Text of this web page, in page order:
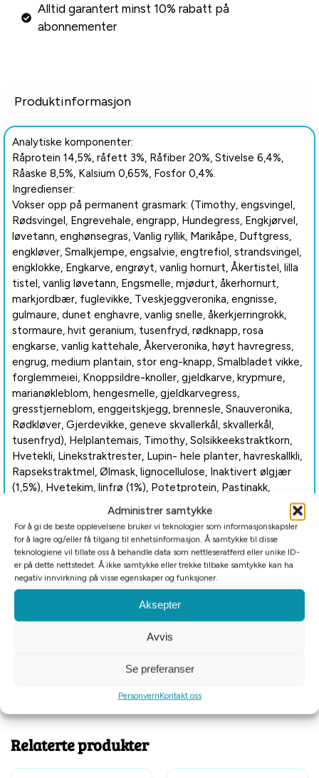
Administrer samtykke
For å gi de beste opplevelsene bruker vi teknologier som informasjonskapsler
for å lagre og/eller få tilgang til enhetsinformasjon. Å samtykke til disse
teknologiene vil tillate oss å behandle data som nettleseratferd eller unike ID-
er på dette nettstedet. Å ikke samtykke eller trekke tilbake samtykke kan ha
negativ innvirkning på visse egenskaper og funksjoner.
Aksepter
Avvis
Se preferanser
PersonvernKontakt oss
Alltid garantert minst 10% rabatt på
abonnementer
Produktinformasjon
Analytiske komponenter:
Råprotein 14,5%, råfett 3%, Råfiber 20%, Stivelse 6,4%,
Råaske 8,5%, Kalsium 0,65%, Fosfor 0,4%.
Ingredienser:
Vokser opp på permanent grasmark: (Timothy, engsvingel,
Rødsvingel, Engrevehale, engrapp, Hundegress, Engkjørvel,
løvetann, enghønsegras, Vanlig ryllik, Marikåpe, Duftgress,
engkløver, Smalkjempe, engsalvie, engtrefiol, strandsvingel,
engklokke, Engkarve, engrøyt, vanlig hornurt, Åkertistel, lilla
tistel, vanlig løvetann, Engsmelle, mjødurt, åkerhornurt,
markjordbær, fuglevikke, Tveskjeggveronika, engnisse,
gulmaure, dunet enghavre, vanlig snelle, åkerkjerringrokk,
stormaure, hvit geranium, tusenfryd, rødknapp, rosa
engkarse, vanlig kattehale, Åkerveronika, høyt havregress,
engrug, medium plantain, stor eng-knapp, Smalbladet vikke,
forglemmeiei, Knoppsildre-knoller, gjeldkarve, krypmure,
marianøkleblom, hengesmelle, gjeldkarvegress,
gresstjerneblom, enggeitskjegg, brennesle, Snauveronika,
Rødkløver, Gjerdevikke, geneve skvallerkål, skvallerkål,
tusenfryd), Helplantemais, Timothy, Solsikkeekstraktkorn,
Hvetekli, Linekstraktrester, Lupin- hele planter, havreskallkli,
Rapsekstraktmel, Ølmask, lignocellulose, Inaktivert ølgjær
(1,5%), Hvetekim, linfrø (1%), Potetprotein, Pastinakk,
peppermynteblader, Jerusalemartisjokkurt, sikori inulin,
Amarant, Kamilleurt, smalkjempeblader, Løvetannurt,
fennikelfrø, kamilleblomster, Mariatistel, Macarot,
Salvieblader (Grønnsaker 2%, Blomster 2%).
Tilsetninger:
Vitamin A 11.460 IE, Vitamin D3 802 IE, Vitamin E 68 mg,
kobber(II)-sulfat, pentahydrat 6,8 mg, kalsiumjodat,
Tilleggsinformasjon
Relaterte produkter